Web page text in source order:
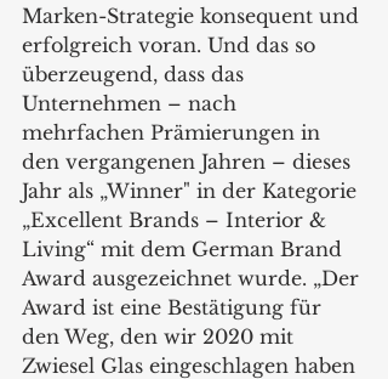
Marken-Strategie konsequent und
erfolgreich voran. Und das so
überzeugend, dass das
Unternehmen – nach
mehrfachen Prämierungen in
den vergangenen Jahren – dieses
Jahr als „Winner" in der Kategorie
„Excellent Brands – Interior &
Living“ mit dem German Brand
Award ausgezeichnet wurde. „Der
Award ist eine Bestätigung für
den Weg, den wir 2020 mit
Zwiesel Glas eingeschlagen haben